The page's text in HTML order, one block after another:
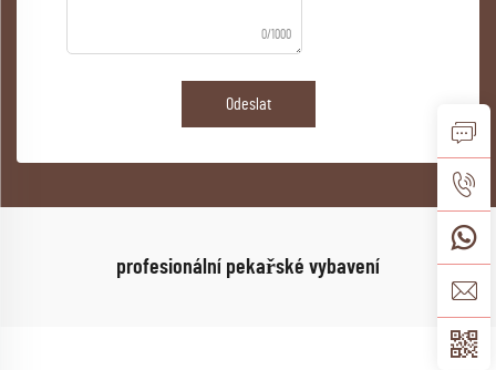
0/1000
Odeslat
profesionální pekařské vybavení